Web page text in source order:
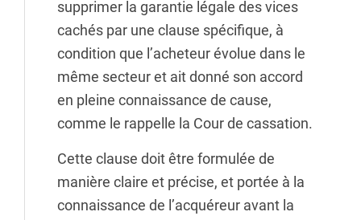
supprimer la garantie légale des vices
cachés par une clause spécifique, à
condition que l’acheteur évolue dans le
même secteur et ait donné son accord
en pleine connaissance de cause,
comme le rappelle la Cour de cassation.
Cette clause doit être formulée de
manière claire et précise, et portée à la
connaissance de l’acquéreur avant la